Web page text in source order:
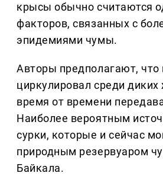
крысы обычно считаются
факторов, связанных с
эпидемиями чумы.
Авторы предполагают, что
циркулировал среди
время от времени
Наиболее вероятным
сурки, которые и сейчас
природным резервуаром
Байкала.